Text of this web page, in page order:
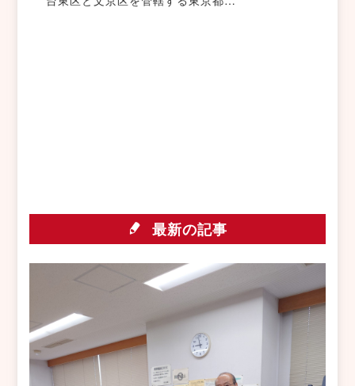
最新の記事